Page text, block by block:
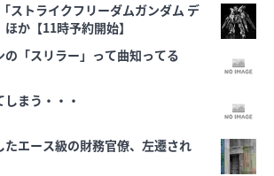
ストライクフリーダムガンダム デ
か【11時予約開始】
「スリラー」って曲知ってる
まう・・・
たエース級の財務官僚、左遷され